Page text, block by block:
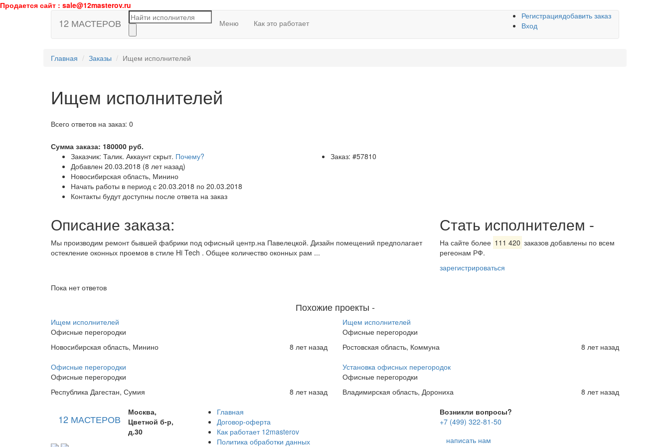
Продается сайт : sale@12masterov.ru
12 МАСТЕРОВ
Регистрация
Вход
добавить заказ
Меню Как это работает
Главная Заказы Ищем исполнителей
Ищем исполнителей
Всего ответов на заказ: 0
Сумма заказа: 180000 руб.
Заказ: #57810
Заказчик: Талик. Аккаунт скрыт. Почему?
Добавлен 20.03.2018 (8 лет назад)
Новосибирская область, Минино
Начать работы в период с 20.03.2018 по 20.03.2018
Контакты будут доступны после ответа на заказ
Описание заказа:
Мы производим ремонт бывшей фабрики под офисный центр.на Павелецкой. Дизайн помещений предполагает
остекление оконных проемов в стиле Hi Tech . Общее количество оконных рам ...
Стать исполнителем -
На сайте более 111 420 заказов добавлены по всем
регеонам РФ.
зарегистрироваться
Пока нет ответов
Похожие проекты -
Ищем исполнителей
Офисные перегородки
8 лет назад
Новосибирская область, Минино
Офисные перегородки
Офисные перегородки
8 лет назад
Республика Дагестан, Сумия
Ищем исполнителей
Офисные перегородки
8 лет назад
Ростовская область, Коммуна
Установка офисных перегородок
Офисные перегородки
8 лет назад
Владимирская область, Дорониха
12 МАСТЕРОВ
Москва,
Цветной б-р,
д.30
Главная
Договор-оферта
Как работает 12masterov
Политика обработки данных
Возникли вопросы?
+7 (499) 322-81-50
написать нам